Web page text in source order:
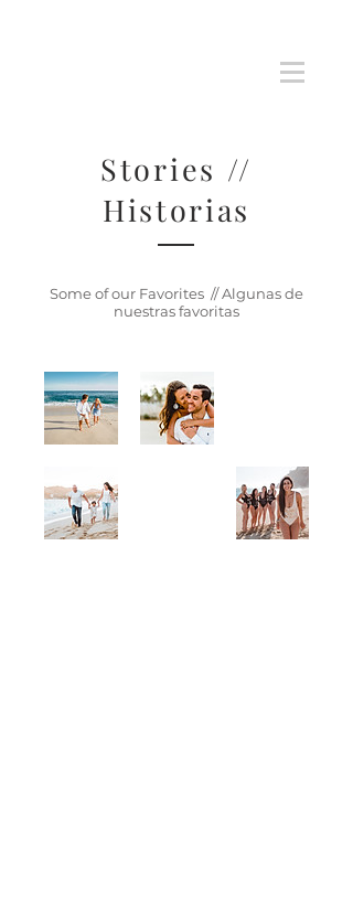
Stories //
Historias
Some of our Favorites // Algunas de
nuestras favoritas